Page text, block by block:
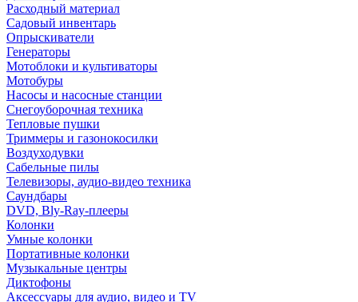
Расходный материал
Садовый инвентарь
Опрыскиватели
Генераторы
Мотоблоки и культиваторы
Мотобуры
Насосы и насосные станции
Снегоуборочная техника
Тепловые пушки
Триммеры и газонокосилки
Воздуходувки
Сабельные пилы
Телевизоры, аудио-видео техника
Саундбары
DVD, Bly-Ray-плееры
Колонки
Умные колонки
Портативные колонки
Музыкальные центры
Диктофоны
Аксессуары для аудио, видео и TV